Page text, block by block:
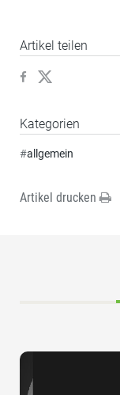
Artikel teilen
Kategorien
#allgemein
Artikel drucken